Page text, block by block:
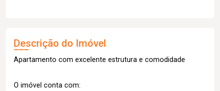
Descrição do Imóvel
Apartamento com excelente estrutura e comodidade
O imóvel conta com: